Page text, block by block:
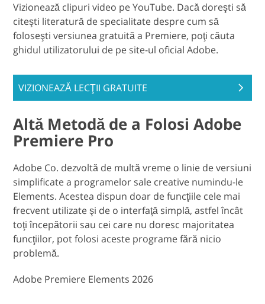
Vizionează clipuri video pe YouTube. Dacă doreşti să
citeşti literatură de specialitate despre cum să
foloseşti versiunea gratuită a Premiere, poţi căuta
ghidul utilizatorului de pe site-ul oficial Adobe.
VIZIONEAZĂ LECŢII GRATUITE
Altă Metodă de a Folosi Adobe
Premiere Pro
Adobe Co. dezvoltă de multă vreme o linie de versiuni
simplificate a programelor sale creative numindu-le
Elements. Acestea dispun doar de funcţiile cele mai
frecvent utilizate şi de o interfaţă simplă, astfel încât
toţi începătorii sau cei care nu doresc majoritatea
funcţiilor, pot folosi aceste programe fără nicio
problemă.
Adobe Premiere Elements 2026